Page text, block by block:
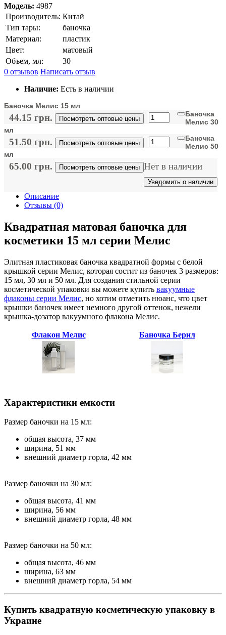
Модель: 4987
Производитель: Китай
Тип тары:
баночка
Материал:
пластик
Цвет:
матовый
Объем, мл:
30
0 отзывов Написать отзыв
Наличие: Есть в наличии
Баночка Мелис 15 мл
44.15 грн. Посмотреть оптовые цены
Баночка
Мелис 30
мл
51.50 грн. Посмотреть оптовые цены
Баночка
Мелис 50
мл
65.00 грн. Посмотреть оптовые цены Нет в наличии
Уведомить о наличии
Описание
Отзывы (0)
Квадратная матовая баночка для
косметики 15 мл серии Мелис
Элитная пластиковая баночка квадратной формы с белой
крышкой серии Мелис, которая состит из баночек 3 размеров:
15 мл, 30 мл и 50 мл. Для создания стильной серии
косметической упаковки вы можете купить вакуумные
флаконы серии Мелис, но хотим отметить нюанс, что цвет
крышки баночек имеет немного другой оттенок, нежели
крышка-дозатор вакуумного флакона Мелис.
Флакон Мелис Баночка Берил
Характеристики емкости
Размер баночки на 15 мл:
общая высота, 37 мм
ширина, 51 мм
внешний диаметр горла, 42 мм
Размер баночки на 30 мл:
общая высота, 41 мм
ширина, 56 мм
внешний диаметр горла, 48 мм
Размер баночки на 50 мл:
общая высота, 46 мм
ширина, 63 мм
внешний диаметр горла, 54 мм
Купить квадратную косметическую упаковку в
Украине